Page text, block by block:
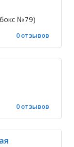
№79)
0 отзывов
0 отзывов